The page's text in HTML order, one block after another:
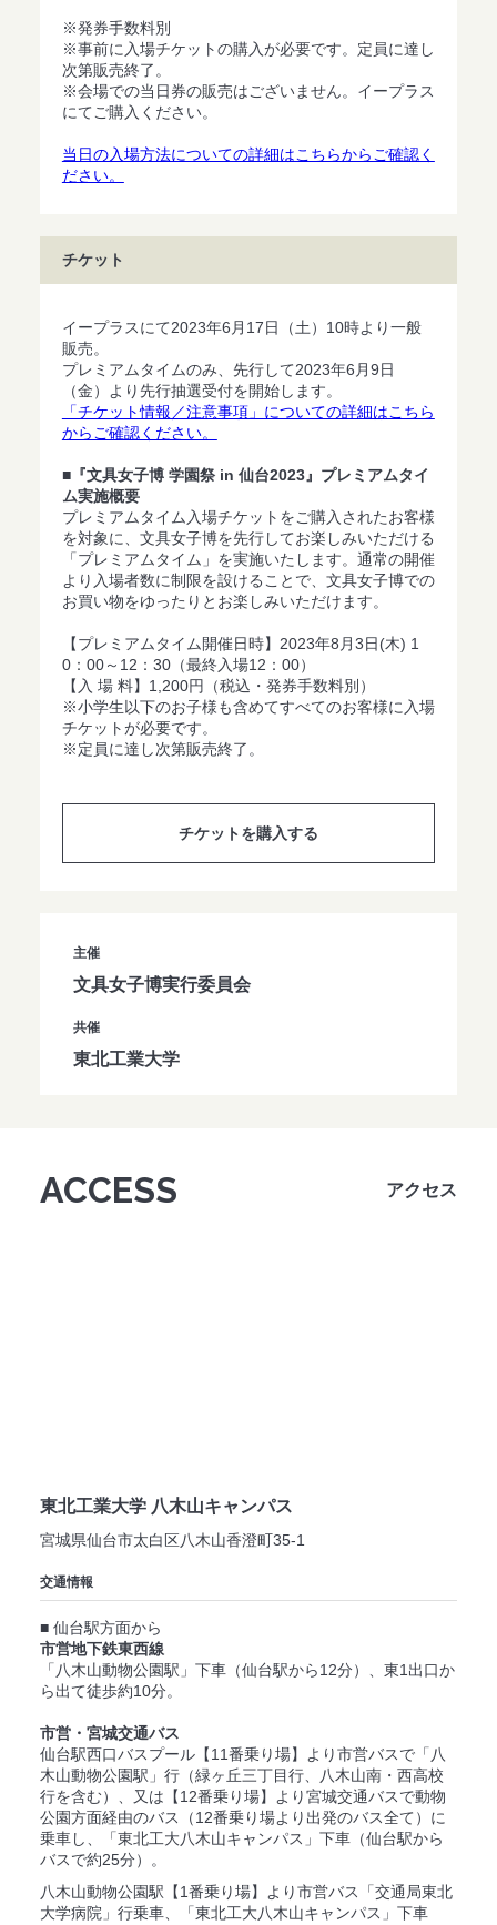
※発券手数料別
※事前に入場チケットの購入が必要です。定員に達し
次第販売終了。
※会場での当日券の販売はございません。イープラス
にてご購入ください。
当日の入場方法についての詳細はこちらからご確認く
ださい。
チケット
イープラスにて2023年6月17日（土）10時より一般
販売。
プレミアムタイムのみ、先行して2023年6月9日
（金）より先行抽選受付を開始します。
「チケット情報／注意事項」についての詳細はこちら
からご確認ください。
■『文具女子博 学園祭 in 仙台2023』プレミアムタイ
ム実施概要
プレミアムタイム入場チケットをご購入されたお客様
を対象に、文具女子博を先行してお楽しみいただける
「プレミアムタイム」を実施いたします。通常の開催
より入場者数に制限を設けることで、文具女子博での
お買い物をゆったりとお楽しみいただけます。
【プレミアムタイム開催日時】2023年8月3日(木) 1
0：00～12：30（最終入場12：00）
【入 場 料】1,200円（税込・発券手数料別）
※小学生以下のお子様も含めてすべてのお客様に入場
チケットが必要です。
※定員に達し次第販売終了。
チケットを購入する
主催
文具女子博実行委員会
共催
東北工業大学
ACCESS アクセス
東北工業大学 八木山キャンパス
宮城県仙台市太白区八木山香澄町35-1
交通情報
■ 仙台駅方面から
市営地下鉄東西線
「八木山動物公園駅」下車（仙台駅から12分）、東1出口か
ら出て徒歩約10分。
市営・宮城交通バス
仙台駅西口バスプール【11番乗り場】より市営バスで「八
木山動物公園駅」行（緑ヶ丘三丁目行、八木山南・西高校
行を含む）、又は【12番乗り場】より宮城交通バスで動物
公園方面経由のバス（12番乗り場より出発のバス全て）に
乗車し、「東北工大八木山キャンパス」下車（仙台駅から
バスで約25分）。
八木山動物公園駅【1番乗り場】より市営バス「交通局東北
大学病院」行乗車、「東北工大八木山キャンパス」下車